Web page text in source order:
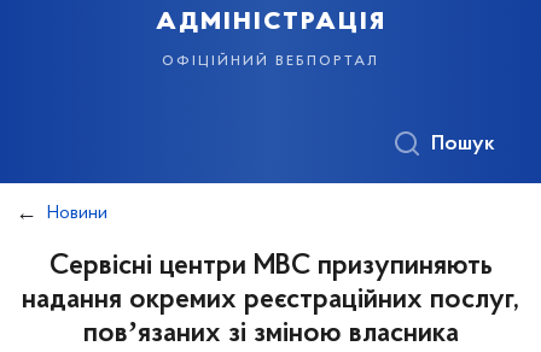
адміністрація
офіційний вебпортал
Пошук
Новини
Сервісні центри МВС призупиняють
надання окремих реєстраційних послуг,
повʼязаних зі зміною власника